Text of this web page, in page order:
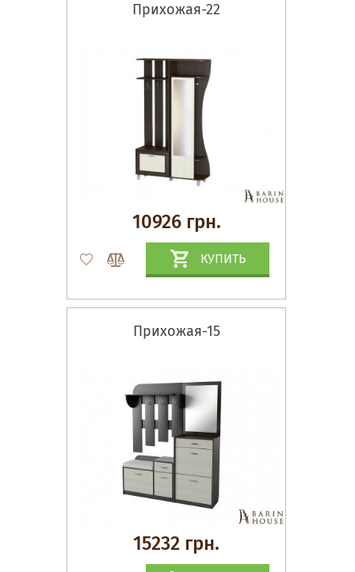
Прихожая-22
10926 грн.
КУПИТЬ
Прихожая-15
15232 грн.